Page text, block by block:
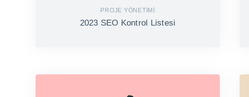
PROJE YÖNETIMI
2023 SEO Kontrol Listesi